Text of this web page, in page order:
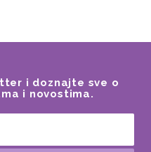
i doznajte sve o
i novostima.